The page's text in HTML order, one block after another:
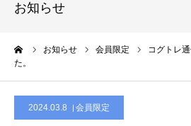
お知らせ
お知らせ 会員限定
コグトレ
た。
2024.03.8 会員限定
会員限定ページ